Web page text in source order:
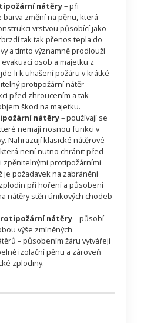
nátěry– při
změní na pěnu, která
vrstvou působící jako
tak tak přenos tepla do
a tímto významně prodlouží
osob a majetku z
li k uhašení požáru v krátké
protipožární nátěr
před zhroucením a tak
škod na majetku.
nátěry– používají se
nemají nosnou funkci v
Nahrazují klasické nátěrové
není nutno chránit před
zpěnitelnými protipožárními
je požadavek na zabránění
při hoření a působení
nátěry stěn únikových chodeb
nátěry– působí
výše zmíněných
– působením žáru vytvářejí
izolační pěnu a zároveň
zplodiny.